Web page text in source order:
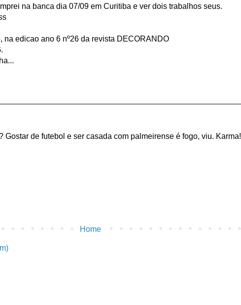
na banca dia 07/09 em Curitiba e ver dois trabalhos seus.
na edicao ano 6 nº26 da revista DECORANDO
Gostar de futebol e ser casada com palmeirense é fogo, viu. Karma!
Home